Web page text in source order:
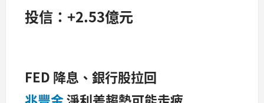
投信：+2.53億元
FED 降息、銀行股拉回